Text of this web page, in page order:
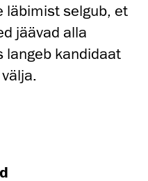
selgub, et
jäävad alla
langeb kandidaat